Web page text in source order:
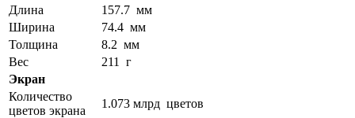
Длина
157.7 мм
Ширина
74.4 мм
Толщина
8.2 мм
Вес
211 г
Экран
Количество
цветов экрана
1.073 млрд цветов